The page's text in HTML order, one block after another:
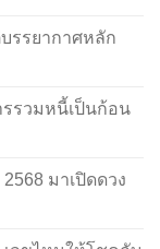
รรยากาศหลัก
รรวมหนี้เป็นก้อน
มาเปิดดวง